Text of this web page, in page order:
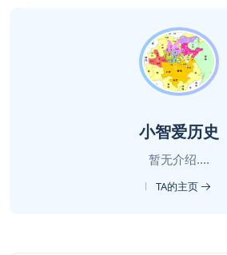
小智爱历史
暂无介绍....
TA的主页